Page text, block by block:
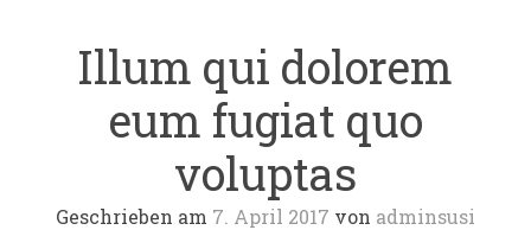
Illum qui dolorem
eum fugiat quo
voluptas
Geschrieben am 7. April 2017 von adminsusi